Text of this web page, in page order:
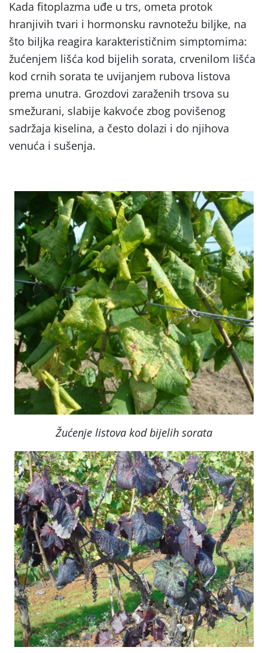
Kada fitoplazma uđe u trs, ometa protok
hranjivih tvari i hormonsku ravnotežu biljke, na
što biljka reagira karakterističnim simptomima:
žućenjem lišća kod bijelih sorata, crvenilom lišća
kod crnih sorata te uvijanjem rubova listova
prema unutra. Grozdovi zaraženih trsova su
smežurani, slabije kakvoće zbog povišenog
sadržaja kiselina, a često dolazi i do njihova
venuća i sušenja.
Žućenje listova kod bijelih sorata